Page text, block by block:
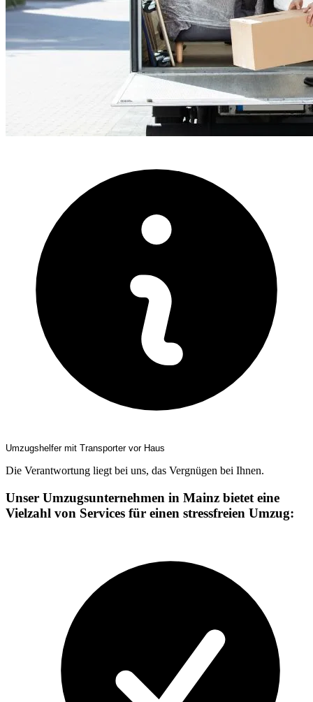
Umzugshelfer mit Transporter vor Haus
Die Verantwortung liegt bei uns, das Vergnügen bei Ihnen.
Unser Umzugsunternehmen in Mainz bietet eine
Vielzahl von Services für einen stressfreien Umzug: